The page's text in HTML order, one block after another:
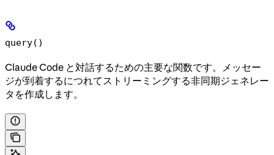
query()
Claude Code と対話するための主要な関数です。メッセー
ジが到着するにつれてストリーミングする非同期ジェネレー
タを作成します。